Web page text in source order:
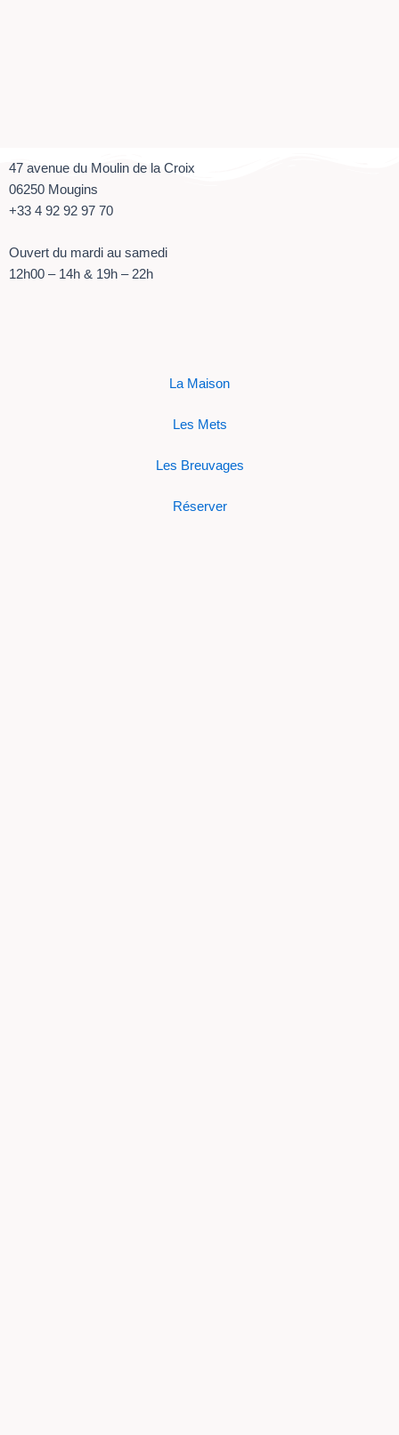
47 avenue du Moulin de la Croix
06250 Mougins
+33 4 92 92 97 70
Ouvert du mardi au samedi
12h00 – 14h & 19h – 22h
La Maison
Les Mets
Les Breuvages
Réserver